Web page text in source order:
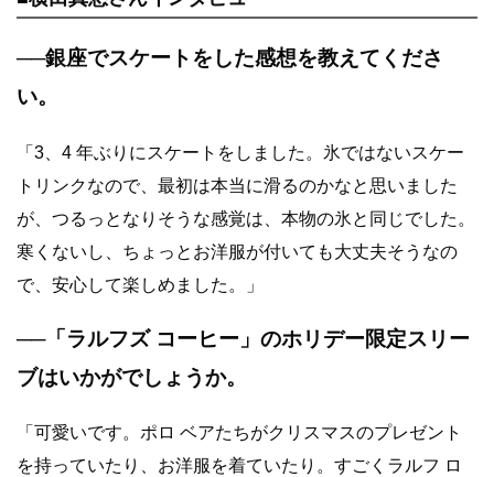
──銀座でスケートをした感想を教えてくださ
い。
「3、4 年ぶりにスケートをしました。氷ではないスケー
トリンクなので、最初は本当に滑るのかなと思いました
が、つるっとなりそうな感覚は、本物の氷と同じでした。
寒くないし、ちょっとお洋服が付いても大丈夫そうなの
で、安心して楽しめました。」
──「ラルフズ コーヒー」のホリデー限定スリー
ブはいかがでしょうか。
「可愛いです。ポロ ベアたちがクリスマスのプレゼント
を持っていたり、お洋服を着ていたり。すごくラルフ ロ